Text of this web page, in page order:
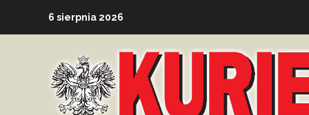
6 sierpnia 2026